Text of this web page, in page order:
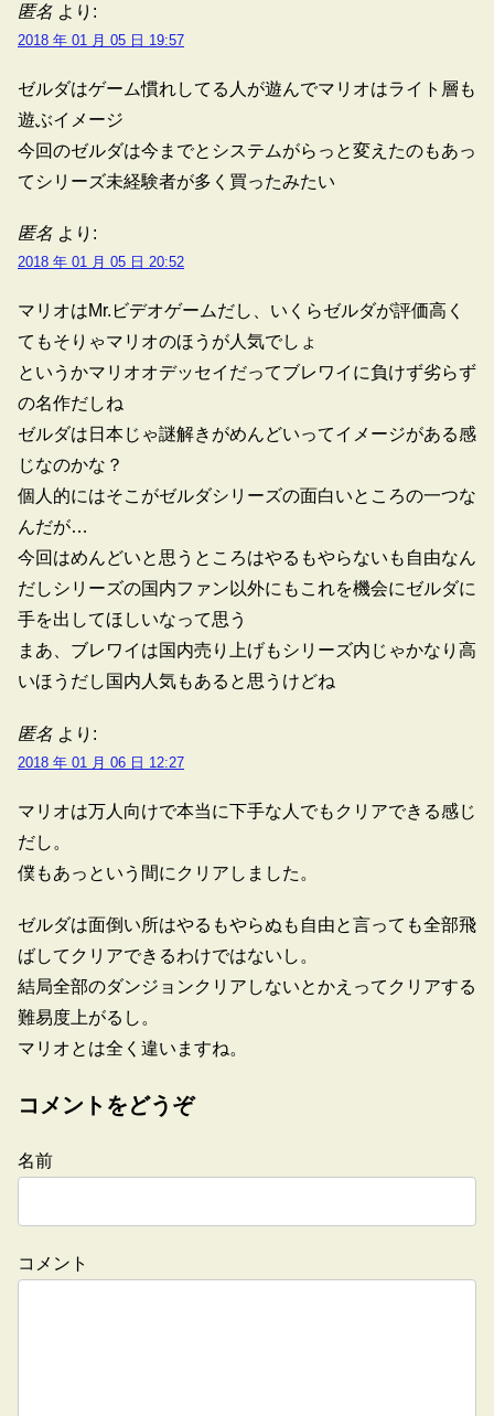
匿名 より:
2018 年 01 月 05 日 19:57
ゼルダはゲーム慣れしてる人が遊んでマリオはライト層も
遊ぶイメージ
今回のゼルダは今までとシステムがらっと変えたのもあっ
てシリーズ未経験者が多く買ったみたい
匿名 より:
2018 年 01 月 05 日 20:52
マリオはMr.ビデオゲームだし、いくらゼルダが評価高く
てもそりゃマリオのほうが人気でしょ
というかマリオオデッセイだってブレワイに負けず劣らず
の名作だしね
ゼルダは日本じゃ謎解きがめんどいってイメージがある感
じなのかな？
個人的にはそこがゼルダシリーズの面白いところの一つな
んだが…
今回はめんどいと思うところはやるもやらないも自由なん
だしシリーズの国内ファン以外にもこれを機会にゼルダに
手を出してほしいなって思う
まあ、ブレワイは国内売り上げもシリーズ内じゃかなり高
いほうだし国内人気もあると思うけどね
匿名 より:
2018 年 01 月 06 日 12:27
マリオは万人向けで本当に下手な人でもクリアできる感じ
だし。
僕もあっという間にクリアしました。
ゼルダは面倒い所はやるもやらぬも自由と言っても全部飛
ばしてクリアできるわけではないし。
結局全部のダンジョンクリアしないとかえってクリアする
難易度上がるし。
マリオとは全く違いますね。
コメントをどうぞ
名前
コメント